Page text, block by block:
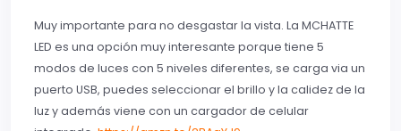
Muy importante para no desgastar la vista. La MCHATTE
LED es una opción muy interesante porque tiene 5
modos de luces con 5 niveles diferentes, se carga via un
puerto USB, puedes seleccionar el brillo y la calidez de la
luz y además viene con un cargador de celular